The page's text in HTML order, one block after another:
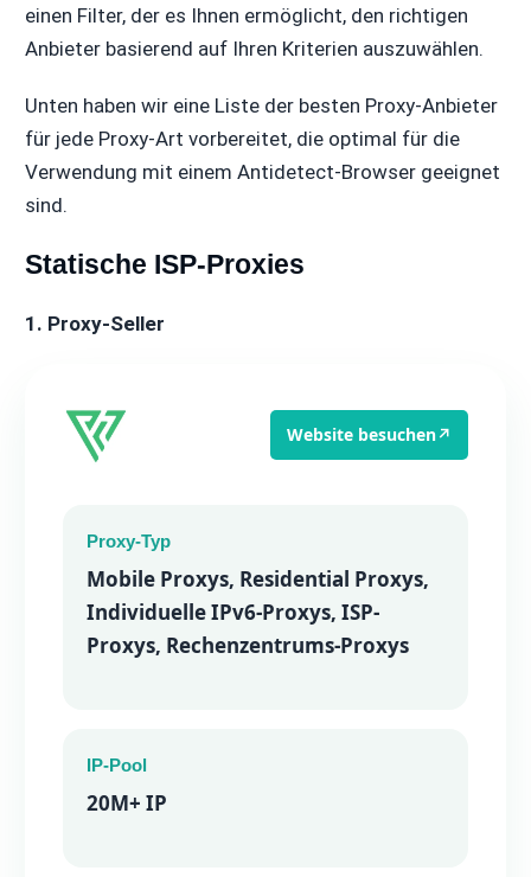
einen Filter, der es Ihnen ermöglicht, den richtigen
Anbieter basierend auf Ihren Kriterien auszuwählen.
Unten haben wir eine Liste der besten Proxy-Anbieter
für jede Proxy-Art vorbereitet, die optimal für die
Verwendung mit einem Antidetect-Browser geeignet
sind.
Statische ISP-Proxies
1. Proxy-Seller
Website besuchen↗
Proxy-Typ
Mobile Proxys, Residential Proxys,
Individuelle IPv6-Proxys, ISP-
Proxys, Rechenzentrums-Proxys
IP-Pool
20M+ IP